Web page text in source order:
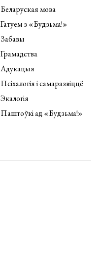
Беларуская мова
Гатуем з «Будзьма!»
Забавы
Грамадства
Адукацыя
Псіхалогія і самаразвіццё
Экалогія
Паштоўкі ад «Будзьма!»